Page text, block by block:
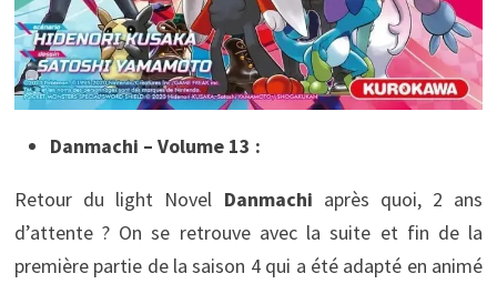
Danmachi – Volume 13 :
Retour du light Novel Danmachi après quoi, 2 ans
d’attente ? On se retrouve avec la suite et fin de la
première partie de la saison 4 qui a été adapté en animé